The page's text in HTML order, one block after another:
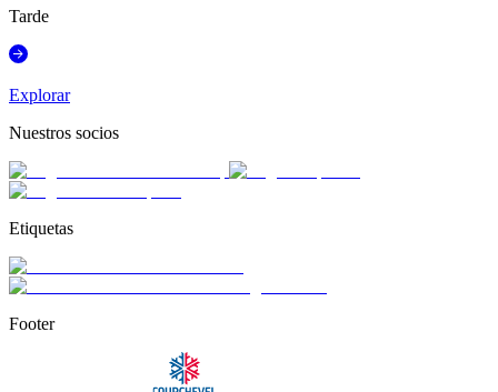
Tarde
Explorar
Nuestros socios
Etiquetas
Footer